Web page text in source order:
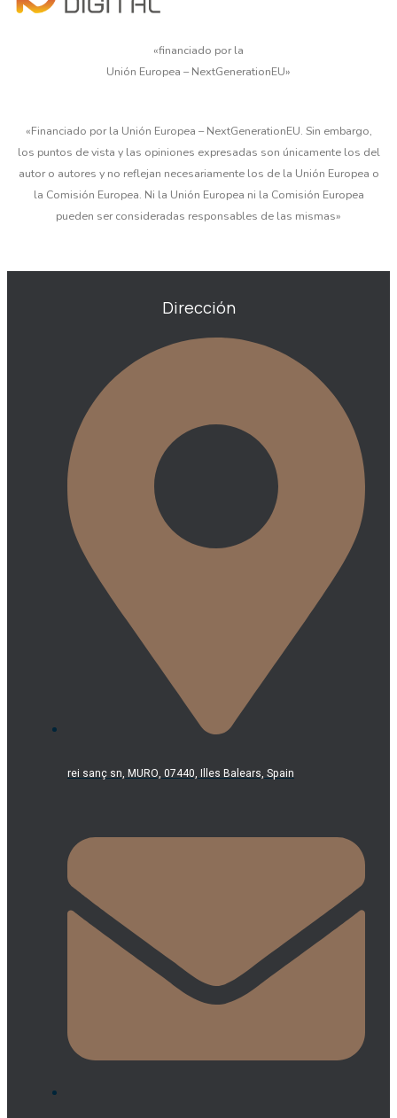
«financiado por la
Unión Europea – NextGenerationEU»
«Financiado por la Unión Europea – NextGenerationEU. Sin embargo,
los puntos de vista y las opiniones expresadas son únicamente los del
autor o autores y no reflejan necesariamente los de la Unión Europea o
la Comisión Europea. Ni la Unión Europea ni la Comisión Europea
pueden ser consideradas responsables de las mismas»
Dirección
rei sanç sn, MURO, 07440, Illes Balears, Spain